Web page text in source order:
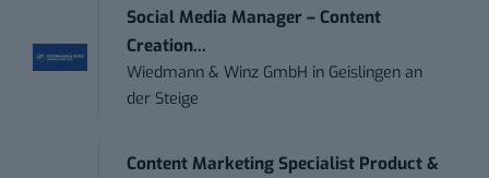
Social Media Manager – Content
Creation...
Wiedmann & Winz GmbH in Geislingen an
der Steige
Content Marketing Specialist Product &